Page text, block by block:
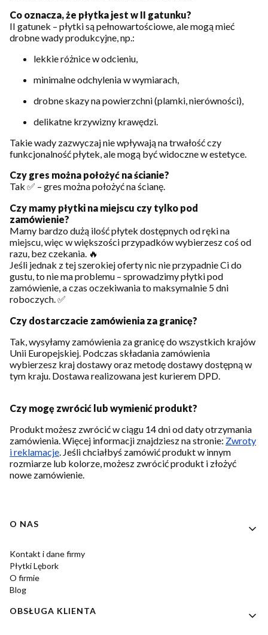
Co oznacza, że płytka jest w II gatunku?
II gatunek – płytki są pełnowartościowe, ale mogą mieć
drobne wady produkcyjne, np.:
lekkie różnice w odcieniu,
minimalne odchylenia w wymiarach,
drobne skazy na powierzchni (plamki, nierówności),
delikatne krzywizny krawędzi.
Takie wady zazwyczaj nie wpływają na trwałość czy
funkcjonalność płytek, ale mogą być widoczne w estetyce.
Czy gres można położyć na ścianie?
Tak ✅ – gres można położyć na ścianę.
Czy mamy płytki na miejscu czy tylko pod
zamówienie?
Mamy bardzo dużą ilość płytek dostępnych od ręki na
miejscu, więc w większości przypadków wybierzesz coś od
razu, bez czekania. 🔥
Jeśli jednak z tej szerokiej oferty nic nie przypadnie Ci do
gustu, to nie ma problemu – sprowadzimy płytki pod
zamówienie, a czas oczekiwania to maksymalnie 5 dni
roboczych. ✅
Czy dostarczacie zamówienia za granicę?
Tak, wysyłamy zamówienia za granicę do wszystkich krajów
Unii Europejskiej. Podczas składania zamówienia
wybierzesz kraj dostawy oraz metodę dostawy dostępną w
tym kraju. Dostawa realizowana jest kurierem DPD.
Czy mogę zwrócić lub wymienić produkt?
Produkt możesz zwrócić w ciągu 14 dni od daty otrzymania
zamówienia. Więcej informacji znajdziesz na stronie: Zwroty
i reklamacje. Jeśli chciałbyś zamówić produkt w innym
rozmiarze lub kolorze, możesz zwrócić produkt i złożyć
nowe zamówienie.
Linki w stopce
O NAS
Kontakt i dane firmy
Płytki Lębork
O firmie
Blog
OBSŁUGA KLIENTA